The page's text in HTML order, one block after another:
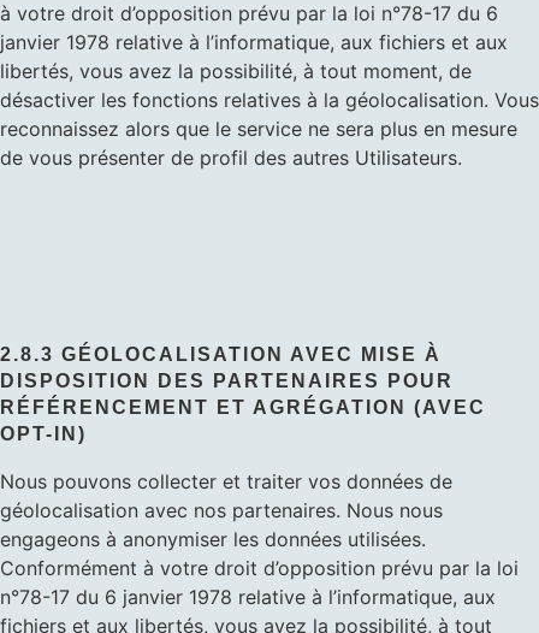
à votre droit d’opposition prévu par la loi n°78-17 du 6
janvier 1978 relative à l’informatique, aux fichiers et aux
libertés, vous avez la possibilité, à tout moment, de
désactiver les fonctions relatives à la géolocalisation. Vous
reconnaissez alors que le service ne sera plus en mesure
de vous présenter de profil des autres Utilisateurs.
2.8.3 GÉOLOCALISATION AVEC MISE À
DISPOSITION DES PARTENAIRES POUR
RÉFÉRENCEMENT ET AGRÉGATION (AVEC
OPT-IN)
Nous pouvons collecter et traiter vos données de
géolocalisation avec nos partenaires. Nous nous
engageons à anonymiser les données utilisées.
Conformément à votre droit d’opposition prévu par la loi
n°78-17 du 6 janvier 1978 relative à l’informatique, aux
fichiers et aux libertés, vous avez la possibilité, à tout